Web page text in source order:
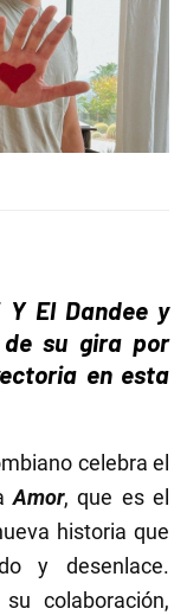
El Dandee y
su gira por
en esta
celebra el
Amor, que es el
historia que
y desenlace.
colaboración,